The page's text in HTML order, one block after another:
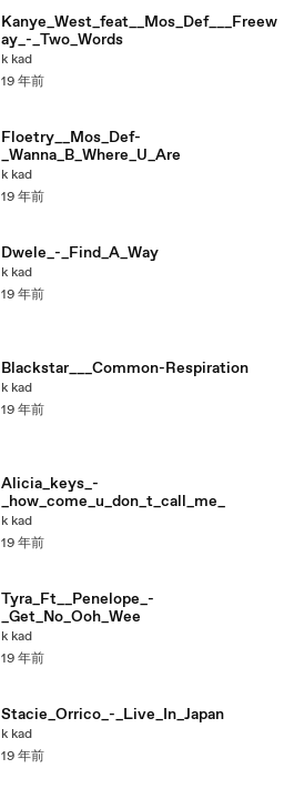
Kanye_West_feat__Mos_Def___Freew
ay_-_Two_Words
k kad
19 年前
Floetry__Mos_Def-
_Wanna_B_Where_U_Are
k kad
19 年前
Dwele_-_Find_A_Way
k kad
19 年前
Blackstar___Common-Respiration
k kad
19 年前
Alicia_keys_-
_how_come_u_don_t_call_me_
k kad
19 年前
Tyra_Ft__Penelope_-
_Get_No_Ooh_Wee
k kad
19 年前
Stacie_Orrico_-_Live_In_Japan
k kad
19 年前